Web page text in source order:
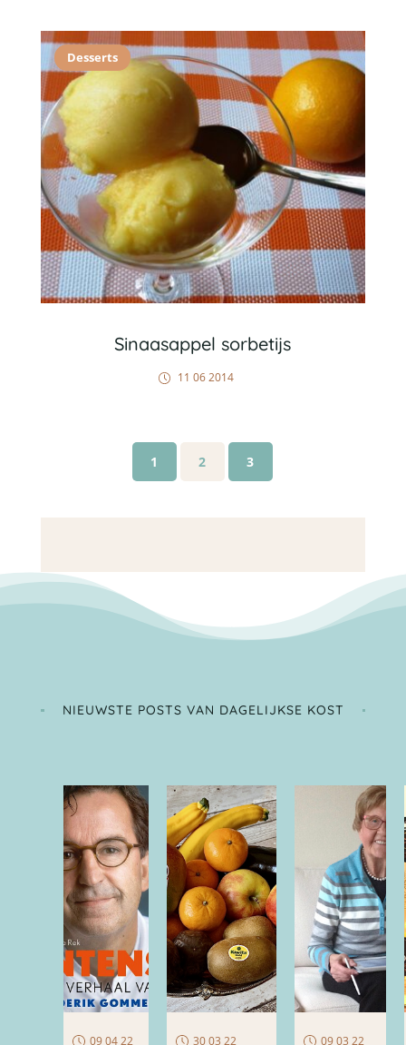
Desserts
Sinaasappel sorbetijs
11 06 2014
1 2 3
NIEUWSTE POSTS VAN DAGELIJKSE KOST
09 04 22 30 03 22 09 03 22